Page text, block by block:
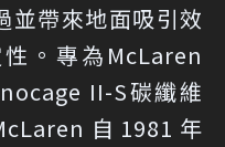
並帶來地面吸引效
。專為McLaren
II-S碳纖維
自1981年